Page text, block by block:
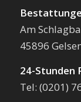
Am
45896
24-Stunden
Tel: (0201)